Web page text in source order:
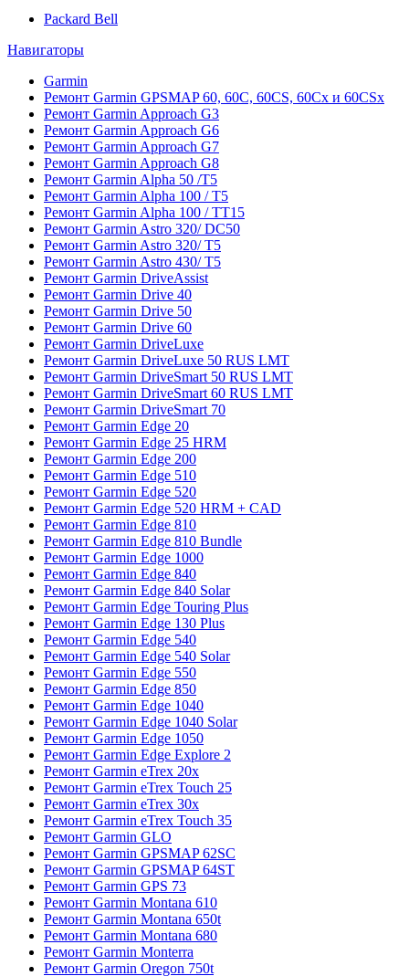
Packard Bell
Навигаторы
Garmin
Ремонт Garmin GPSMAP 60, 60C, 60CS, 60Cx и 60CSx
Ремонт Garmin Approach G3
Ремонт Garmin Approach G6
Ремонт Garmin Approach G7
Ремонт Garmin Approach G8
Ремонт Garmin Alpha 50 /T5
Ремонт Garmin Alpha 100 / T5
Ремонт Garmin Alpha 100 / TT15
Ремонт Garmin Astro 320/ DC50
Ремонт Garmin Astro 320/ T5
Ремонт Garmin Astro 430/ T5
Ремонт Garmin DriveAssist
Ремонт Garmin Drive 40
Ремонт Garmin Drive 50
Ремонт Garmin Drive 60
Ремонт Garmin DriveLuxe
Ремонт Garmin DriveLuxe 50 RUS LMT
Ремонт Garmin DriveSmart 50 RUS LMT
Ремонт Garmin DriveSmart 60 RUS LMT
Ремонт Garmin DriveSmart 70
Ремонт Garmin Edge 20
Ремонт Garmin Edge 25 HRM
Ремонт Garmin Edge 200
Ремонт Garmin Edge 510
Ремонт Garmin Edge 520
Ремонт Garmin Edge 520 HRM + CAD
Ремонт Garmin Edge 810
Ремонт Garmin Edge 810 Bundle
Ремонт Garmin Edge 1000
Ремонт Garmin Edge 840
Ремонт Garmin Edge 840 Solar
Ремонт Garmin Edge Touring Plus
Ремонт Garmin Edge 130 Plus
Ремонт Garmin Edge 540
Ремонт Garmin Edge 540 Solar
Ремонт Garmin Edge 550
Ремонт Garmin Edge 850
Ремонт Garmin Edge 1040
Ремонт Garmin Edge 1040 Solar
Ремонт Garmin Edge 1050
Ремонт Garmin Edge Explore 2
Ремонт Garmin eTrex 20x
Ремонт Garmin eTrex Touch 25
Ремонт Garmin eTrex 30x
Ремонт Garmin eTrex Touch 35
Ремонт Garmin GLO
Ремонт Garmin GPSMAP 62SC
Ремонт Garmin GPSMAP 64ST
Ремонт Garmin GPS 73
Ремонт Garmin Montana 610
Ремонт Garmin Montana 650t
Ремонт Garmin Montana 680
Ремонт Garmin Monterra
Ремонт Garmin Oregon 750t